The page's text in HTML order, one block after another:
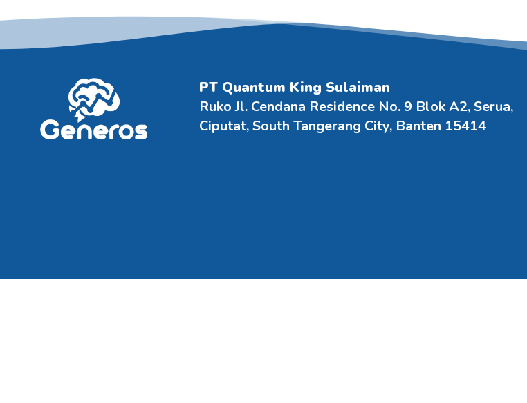
PT Quantum King Sulaiman
Ruko Jl. Cendana Residence No. 9 Blok A2, Serua,
Ciputat, South Tangerang City, Banten 15414